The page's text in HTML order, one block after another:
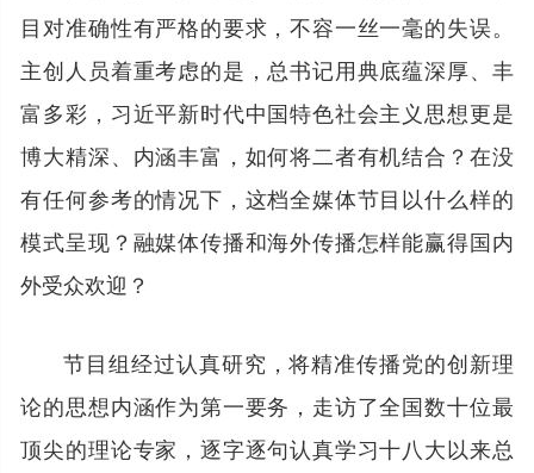
目对准确性有严格的要求，不容一丝一毫的失误。
主创人员着重考虑的是，总书记用典底蕴深厚、丰
富多彩，习近平新时代中国特色社会主义思想更是
博大精深、内涵丰富，如何将二者有机结合？在没
有任何参考的情况下，这档全媒体节目以什么样的
模式呈现？融媒体传播和海外传播怎样能赢得国内
外受众欢迎？
节目组经过认真研究，将精准传播党的创新理
论的思想内涵作为第一要务，走访了全国数十位最
顶尖的理论专家，逐字逐句认真学习十八大以来总